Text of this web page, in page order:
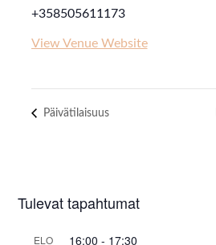
+358505611173
View Venue Website
Päivätilaisuus
Tulevat tapahtumat
ELO 16:00 - 17:30